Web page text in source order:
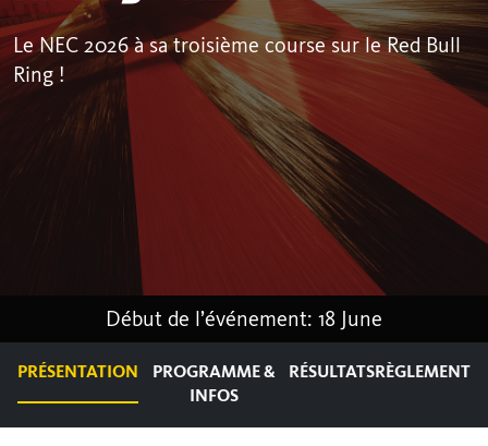
Le NEC 2026 à sa troisième course sur le Red Bull
Ring !
Début de l’événement: 18 June
PRÉSENTATION
PROGRAMME &
INFOS
RÉSULTATSRÈGLEMENT